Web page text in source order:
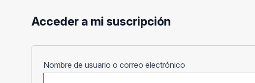
Acceder a mi suscripción
Nombre de usuario o correo electrónico